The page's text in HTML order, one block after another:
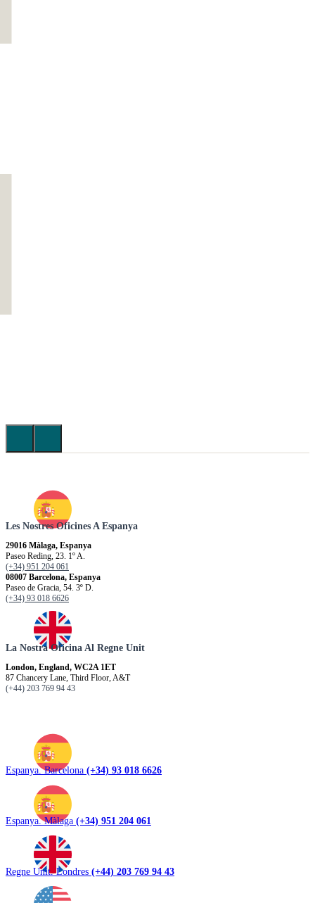
Les Nostres Oficines A Espanya
29016 Màlaga, Espanya
Paseo Reding, 23. 1º A.
(+34) 951 204 061
08007 Barcelona, Espanya
Paseo de Gracia, 54. 3º D.
(+34) 93 018 6626
La Nostra Oficina Al Regne Unit
London, England, WC2A 1ET
87 Chancery Lane, Third Floor, A&T
(+44) 203 769 94 43
Espanya. Barcelona (+34) 93 018 6626
Espanya. Màlaga (+34) 951 204 061
Regne Unit. Londres (+44) 203 769 94 43